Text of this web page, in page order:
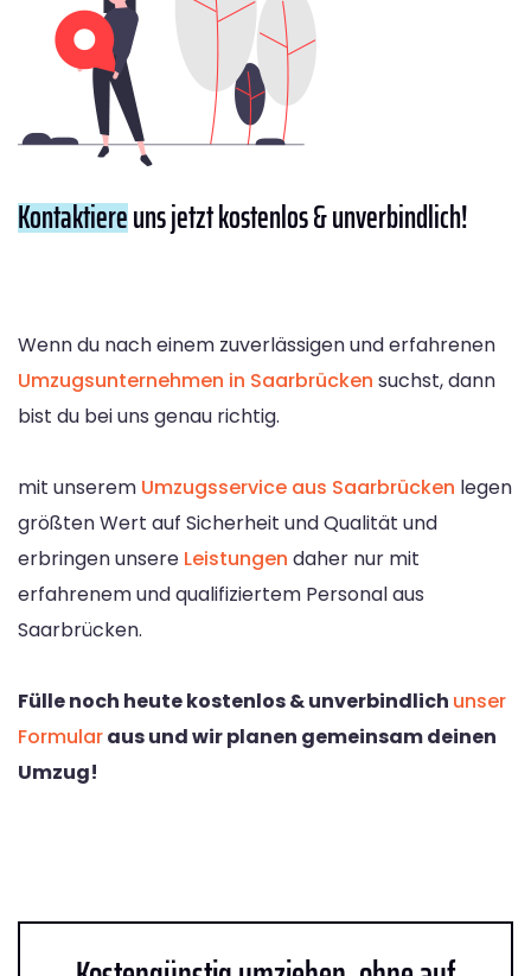
Kontaktiereuns jetzt kostenlos & unverbindlich!
Wenn du nach einem zuverlässigen und erfahrenen
Umzugsunternehmen in Saarbrücken suchst, dann
bist du bei uns genau richtig.
mit unserem Umzugsservice aus Saarbrücken legen
größten Wert auf Sicherheit und Qualität und
erbringen unsere Leistungen daher nur mit
erfahrenem und qualifiziertem Personal aus
Saarbrücken.
Fülle noch heute kostenlos & unverbindlich unser
Formularaus und wir planen gemeinsam deinen
Umzug!